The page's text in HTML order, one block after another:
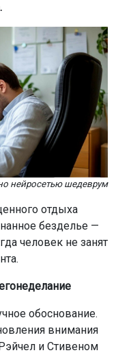
нейросетью шедеврум
отдыха
безделье —
человек не занят
обоснование.
внимания
и Стивеном